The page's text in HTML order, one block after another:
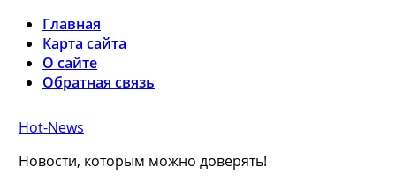
Главная
Карта сайта
О сайте
Обратная связь
Hot-News
Новости, которым можно доверять!